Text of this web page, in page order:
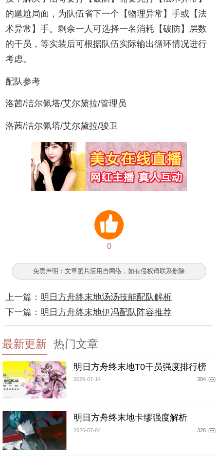
的尴尬局面，为队伍省下一个【物理异常】手或【法
术异常】手。剩余一人可选择一名消耗【破防】层数
的干员，等实装后可根据队伍实际输出循环情况进行
考虑。
配队参考
洛茜/洁尔佩塔/艾尔黛拉/管理员
洛茜/洁尔佩塔/艾尔黛拉/骏卫
0
免责声明：文章图片应用自网络，如有侵权请联系删除
上一篇： 明日方舟终末地汤汤技能配队解析
下一篇： 明日方舟终末地伊冯配队阵容推荐
最新更新 热门文章
明日方舟终末地T0干员强度排行榜
2026-07-14 304
明日方舟终末地卡缪强度解析
2026-07-04 328